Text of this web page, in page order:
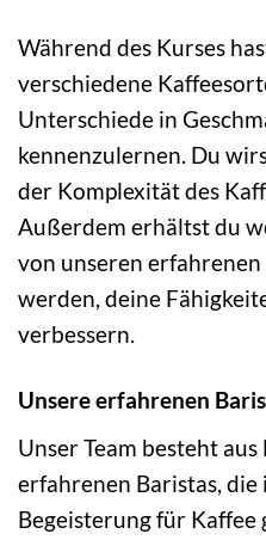
Während des Kurses
verschiedene
Unterschiede in
kennenzulernen. Du
der Komplexität des
Außerdem erhältst du
von unseren
werden, deine
verbessern.
Unsere erfahrenen
Unser Team besteht
erfahrenen Baristas,
Begeisterung für